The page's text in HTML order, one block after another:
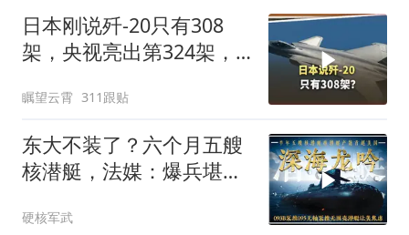
日本刚说歼-20只有308
架，央视亮出第324架，
瞩望云霄 311跟贴
东大不装了？六个月五艘
核潜艇，法媒：爆兵堪比
硬核军武